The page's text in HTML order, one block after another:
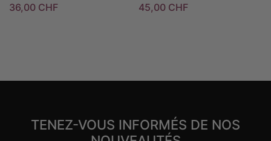
36,00 CHF 45,00 CHF
TENEZ-VOUS INFORMÉS DE NOS